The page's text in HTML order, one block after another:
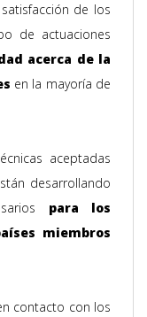
de los
de actuaciones
acerca de la
en la mayoría de
aceptadas
desarrollando
para los
miembros
contacto con los